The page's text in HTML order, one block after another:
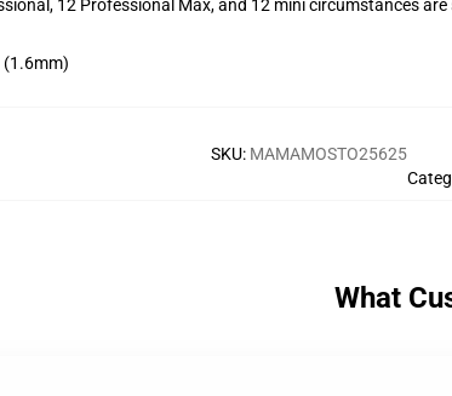
12 Professional Max, and 12 mini circumstances
(1.6mm)
SKU: MAMAMOSTO25625
What